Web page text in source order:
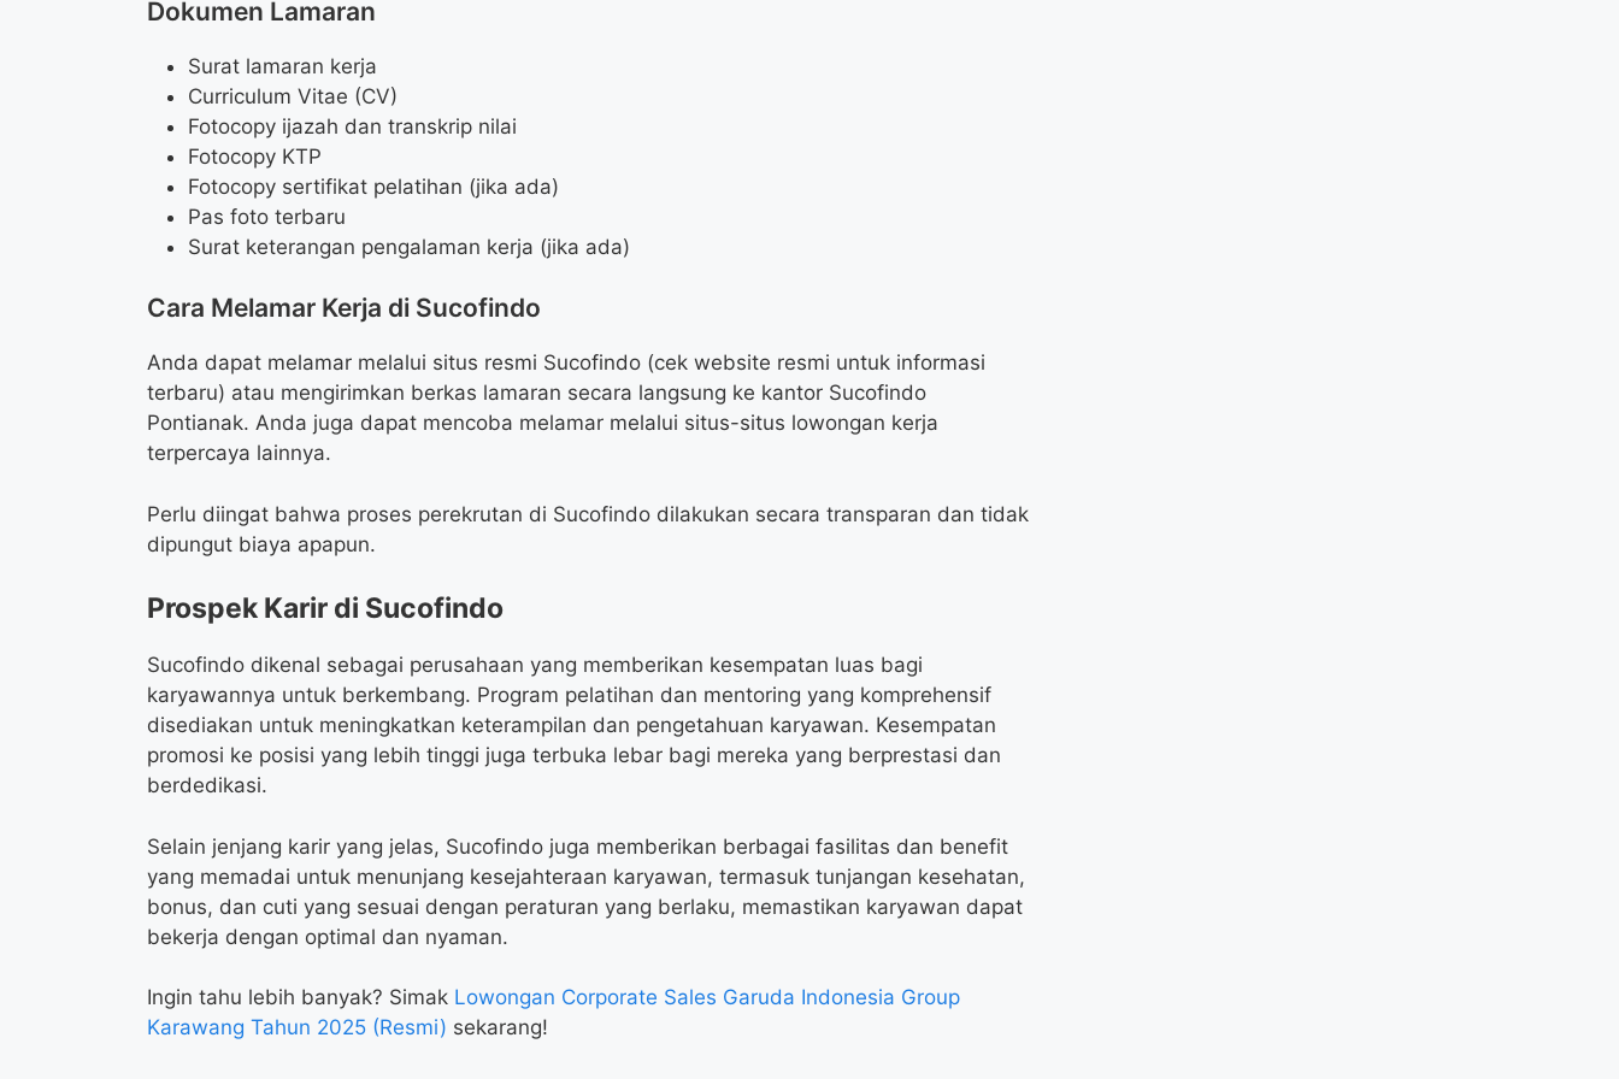
Dokumen Lamaran
Surat lamaran kerja
Curriculum Vitae (CV)
Fotocopy ijazah dan transkrip nilai
Fotocopy KTP
Fotocopy sertifikat pelatihan (jika ada)
Pas foto terbaru
Surat keterangan pengalaman kerja (jika ada)
Cara Melamar Kerja di Sucofindo
Anda dapat melamar melalui situs resmi Sucofindo (cek website resmi untuk informasi
terbaru) atau mengirimkan berkas lamaran secara langsung ke kantor Sucofindo
Pontianak. Anda juga dapat mencoba melamar melalui situs-situs lowongan kerja
terpercaya lainnya.
Perlu diingat bahwa proses perekrutan di Sucofindo dilakukan secara transparan dan tidak
dipungut biaya apapun.
Prospek Karir di Sucofindo
Sucofindo dikenal sebagai perusahaan yang memberikan kesempatan luas bagi
karyawannya untuk berkembang. Program pelatihan dan mentoring yang komprehensif
disediakan untuk meningkatkan keterampilan dan pengetahuan karyawan. Kesempatan
promosi ke posisi yang lebih tinggi juga terbuka lebar bagi mereka yang berprestasi dan
berdedikasi.
Selain jenjang karir yang jelas, Sucofindo juga memberikan berbagai fasilitas dan benefit
yang memadai untuk menunjang kesejahteraan karyawan, termasuk tunjangan kesehatan,
bonus, dan cuti yang sesuai dengan peraturan yang berlaku, memastikan karyawan dapat
bekerja dengan optimal dan nyaman.
Ingin tahu lebih banyak? Simak Lowongan Corporate Sales Garuda Indonesia Group
Karawang Tahun 2025 (Resmi) sekarang!